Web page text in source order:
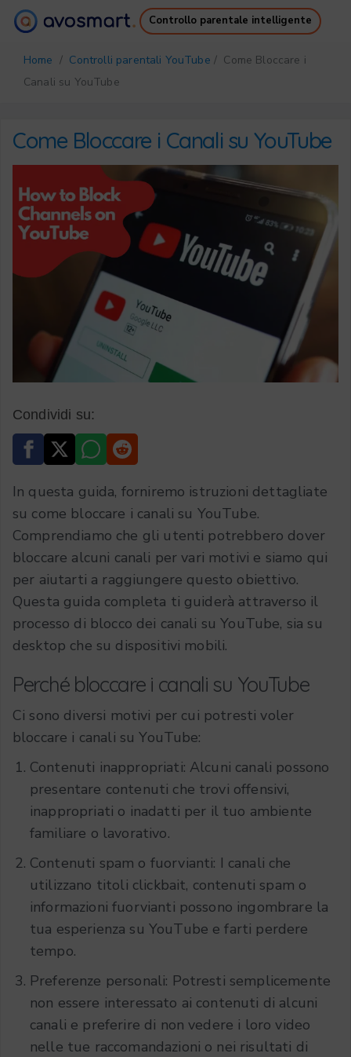
Controllo parentale intelligente
Come funziona
Prezzi
Download
Supporto
Accedi
Registrati
Home / Controlli parentali YouTube / Come Bloccare i
Canali su YouTube
Come Bloccare i Canali su YouTube
Condividi su:
In questa guida, forniremo istruzioni dettagliate
su come bloccare i canali su YouTube.
Comprendiamo che gli utenti potrebbero dover
bloccare alcuni canali per vari motivi e siamo qui
per aiutarti a raggiungere questo obiettivo.
Questa guida completa ti guiderà attraverso il
processo di blocco dei canali su YouTube, sia su
desktop che su dispositivi mobili.
Perché bloccare i canali su YouTube
Ci sono diversi motivi per cui potresti voler
bloccare i canali su YouTube:
Contenuti inappropriati: Alcuni canali possono
presentare contenuti che trovi offensivi,
inappropriati o inadatti per il tuo ambiente
familiare o lavorativo.
Contenuti spam o fuorvianti: I canali che
utilizzano titoli clickbait, contenuti spam o
informazioni fuorvianti possono ingombrare la
tua esperienza su YouTube e farti perdere
tempo.
Preferenze personali: Potresti semplicemente
non essere interessato ai contenuti di alcuni
canali e preferire di non vedere i loro video
nelle tue raccomandazioni o nei risultati di